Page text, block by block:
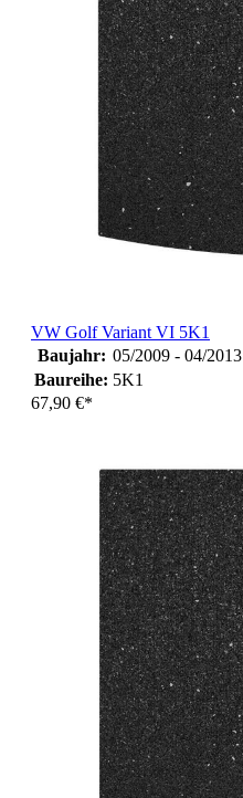
VW Golf Variant VI 5K1
Baujahr: 05/2009 - 04/2013
Baureihe: 5K1
67,90 €*